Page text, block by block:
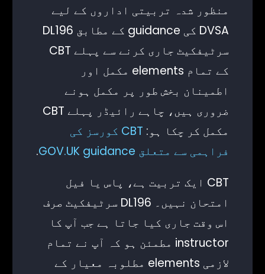
منظور شدہ تربیتی اداروں کے لیے
DVSA کی guidance کے مطابق DL196
سرٹیفکیٹ جاری کرنے سے پہلے CBT
کے تمام elements مکمل اور
اطمینان بخش طور پر مکمل ہونے
ضروری ہیں، چاہے رائیڈر پہلے CBT
مکمل کر چکا ہو:
CBT کورسز کی
فراہمی سے متعلق GOV.UK guidance
.
CBT ایک تربیت ہے، پاس یا فیل
امتحان نہیں۔ DL196 سرٹیفکیٹ صرف
اس وقت جاری کیا جاتا ہے جب آپ کا
instructor مطمئن ہو کہ آپ نے تمام
لازمی elements مطلوبہ معیار کے